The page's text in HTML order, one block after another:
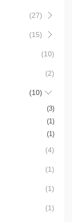
(27)
(15)
(10)
(2)
(10)
(3)
(1)
(1)
(4)
(1)
(1)
(1)